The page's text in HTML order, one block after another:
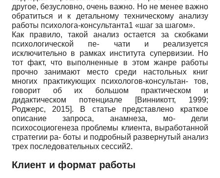
другое, безусловно, очень важно. Но не менее важно
обратиться и к детальному техническому анализу
работы психолога-консультанта1 «шаг за шагом».
Как правило, такой анализ остается за скобками
психологической пе- чати и реализуется
исключительно в рамках института супервизии. Но
тот факт, что выполненные в этом жанре работы
прочно занимают место среди настольных книг
многих практикующих психологов-консультан- тов,
говорит об их большом практическом и
дидактическом потенциале
[Винникотт, 1999;
Роджерс, 2015]. В статье представлено краткое
описание запроса, анамнеза, мо- дели
психосоциогенеза проблемы клиента, выработанной
стратегии ра- боты и подробный развернутый анализ
трех последовательных сессий2.
Клиент и формат работы